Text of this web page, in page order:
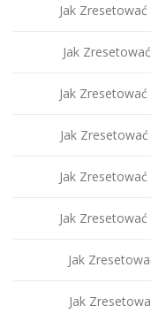
Jak
Jak
Jak
Jak
Jak
Jak
Jak
Jak